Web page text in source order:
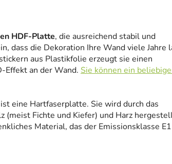
HDF-Platte, die ausreichend stabil und
dass die Dekoration Ihre Wand viele Jahre
aus Plastikfolie erzeugt sie einen
Effekt an der Wand. Sie können ein
ist eine Hartfaserplatte. Sie wird durch das
(meist Fichte und Kiefer) und Harz
Material, das der Emissionsklasse